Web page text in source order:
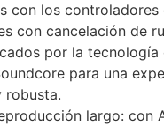
con los controladores
con cancelación de
por la tecnología
para una
robusta.
largo: con